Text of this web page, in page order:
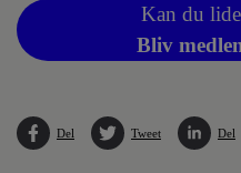
Kan du
Bliv
Del Tweet Del